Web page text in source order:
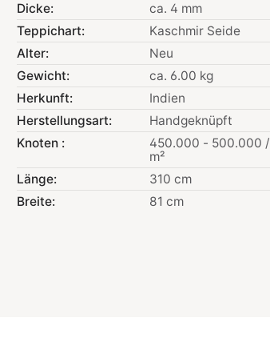
Dicke:
ca. 4 mm
Teppichart:
Kaschmir Seide
Alter:
Neu
Gewicht:
ca. 6.00 kg
Herkunft:
Indien
Herstellungsart:
Handgeknüpft
Knoten :
450.000 - 500.000 /
m²
Länge:
310 cm
Breite:
81 cm